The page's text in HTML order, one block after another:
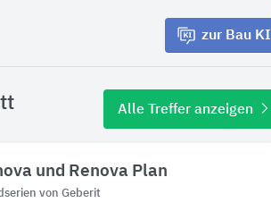
zur Bau KI
Alle Treffer anzeigen
und Renova Plan
von Geberit